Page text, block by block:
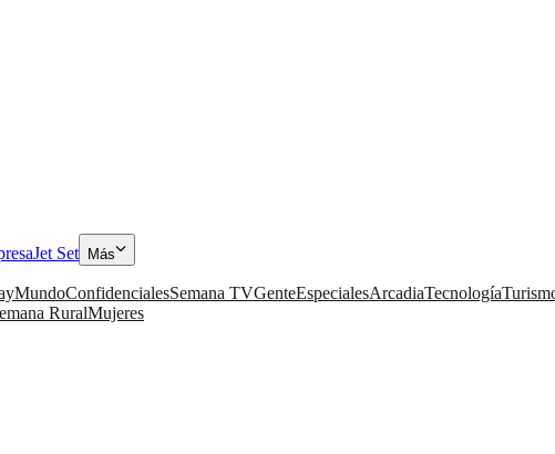
Jet Set Más
MundoConfidencialesSemana TVGenteEspecialesArcadiaTecnología
RuralMujeres